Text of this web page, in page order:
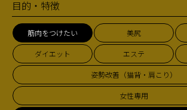
目的・特徴
筋肉をつけたい 美尻
ダイエット エステ
姿勢改善（猫背・肩こり）
女性専用